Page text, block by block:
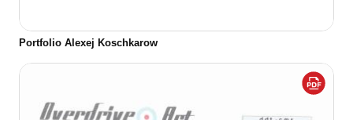
Portfolio Alexej Koschkarow